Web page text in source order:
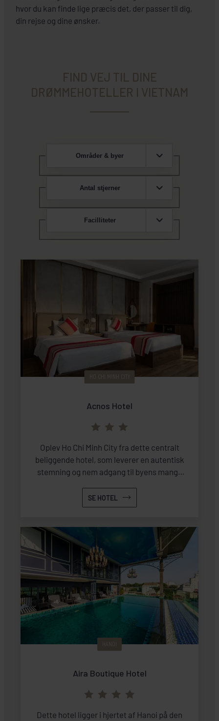
hvor du kan finde lige præcis det, der passer til dig,
din rejse og dine ønsker.
FIND VEJ TIL DINE
DRØMMEHOTELLER I VIETNAM
Områder & byer
Antal stjerner
Facilliteter
HO CHI MINH CITY
Acnos Hotel
Oplev Ho Chi Minh City fra dette centralt
beliggende hotel, som leverer en autentisk
stemning og nem adgang til byens mange
SE HOTEL
HANOI
Aira Boutique Hotel
Dette hotel ligger i hjertet af Hanoi på den